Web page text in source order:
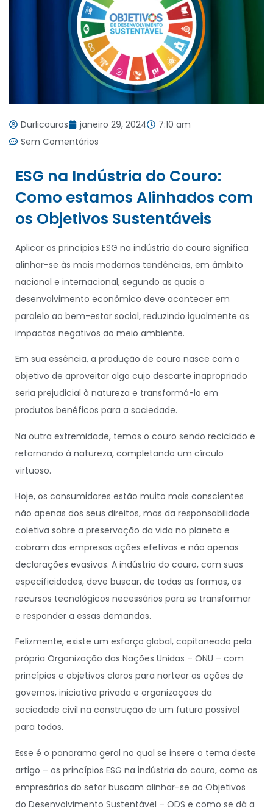
Durlicouros janeiro 29, 2024
7:10 am
Sem Comentários
ESG na Indústria do Couro:
Como estamos Alinhados com
os Objetivos Sustentáveis
Aplicar os princípios ESG na indústria do couro significa
alinhar-se às mais modernas tendências, em âmbito
nacional e internacional, segundo as quais o
desenvolvimento econômico deve acontecer em
paralelo ao bem-estar social, reduzindo igualmente os
impactos negativos ao meio ambiente.
Em sua essência, a produção de couro nasce com o
objetivo de aproveitar algo cujo descarte inapropriado
seria prejudicial à natureza e transformá-lo em
produtos benéficos para a sociedade.
Na outra extremidade, temos o couro sendo reciclado e
retornando à natureza, completando um círculo
virtuoso.
Hoje, os consumidores estão muito mais conscientes
não apenas dos seus direitos, mas da responsabilidade
coletiva sobre a preservação da vida no planeta e
cobram das empresas ações efetivas e não apenas
declarações evasivas. A indústria do couro, com suas
especificidades, deve buscar, de todas as formas, os
recursos tecnológicos necessários para se transformar
e responder a essas demandas.
Felizmente, existe um esforço global, capitaneado pela
própria Organização das Nações Unidas – ONU – com
princípios e objetivos claros para nortear as ações de
governos, iniciativa privada e organizações da
sociedade civil na construção de um futuro possível
para todos.
Esse é o panorama geral no qual se insere o tema deste
artigo – os princípios ESG na indústria do couro, como os
empresários do setor buscam alinhar-se ao Objetivos
do Desenvolvimento Sustentável – ODS e como se dá a